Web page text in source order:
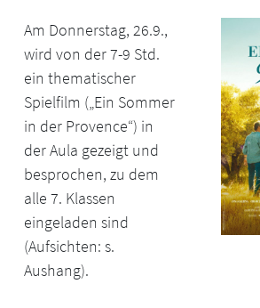
Am Donnerstag, 26.9.,
wird von der 7-9 Std.
ein thematischer
Spielfilm („Ein Sommer
in der Provence“) in
der Aula gezeigt und
besprochen, zu dem
alle 7. Klassen
eingeladen sind
(Aufsichten: s.
Aushang).